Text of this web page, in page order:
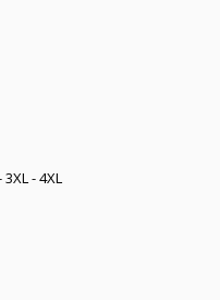
3XL - 4XL